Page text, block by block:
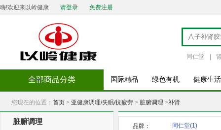
嗨!欢迎来以岭健康 请登录 免费注册
同仁堂
全部商品分类 国际精品 绿色有机 健康生活
您现在的位置： 首页 > 亚健康调理/失眠/抗疲劳 > 脏腑调理 >补肾
脏腑调理
品牌： 同仁堂(1)